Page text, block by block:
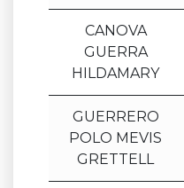
CANOVA
GUERRA
HILDAMARY
GUERRERO
POLO MEVIS
GRETTELL